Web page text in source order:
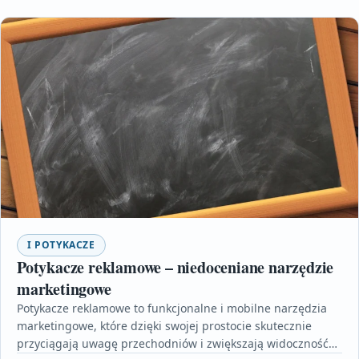
I POTYKACZE
Potykacze reklamowe – niedoceniane narzędzie
marketingowe
Potykacze reklamowe to funkcjonalne i mobilne narzędzia
marketingowe, które dzięki swojej prostocie skutecznie
przyciągają uwagę przechodniów i zwiększają widoczność